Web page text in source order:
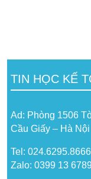
TIN HỌC KẾ
Ad: Phòng 1506
Cầu Giấy – Hà Nội
Tel:
Zalo: 0399 13